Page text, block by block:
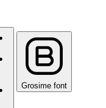
Grosime font